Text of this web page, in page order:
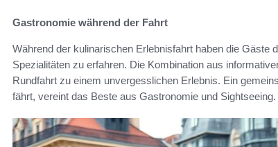
Gastronomie während der Fahrt
Während der kulinarischen Erlebnisfahrt haben die Gäste
Spezialitäten zu erfahren. Die Kombination aus
Rundfahrt zu einem unvergesslichen Erlebnis. Ein
fährt, vereint das Beste aus Gastronomie und Sightseeing.